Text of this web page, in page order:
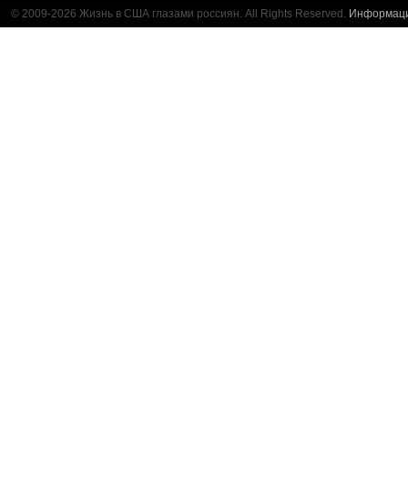
© 2009-2026 Жизнь в США глазами россиян. All Rights Reserved.